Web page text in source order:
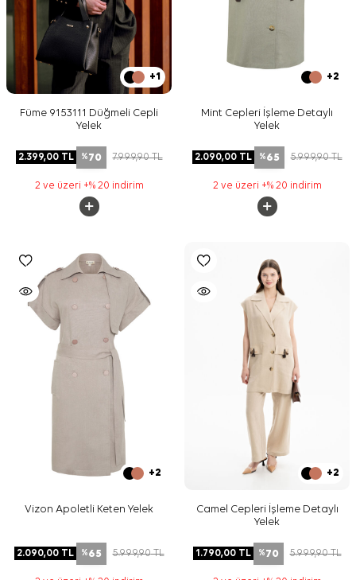
+1
Füme 9153111 Düğmeli Cepli
Yelek
2.399,00TL %70 7.999,90TL
2 ve üzeri +% 20 indirim
+2
Mint Cepleri İşleme Detaylı
Yelek
2.090,00TL %65 5.999,90TL
2 ve üzeri +% 20 indirim
+2
Vizon Apoletli Keten Yelek
2.090,00TL %65 5.999,90TL
+2
Camel Cepleri İşleme Detaylı
Yelek
1.790,00TL %70 5.999,90TL